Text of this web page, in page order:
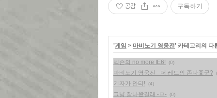
공감 구독하기
'게임 > 마비노기 영웅전' 카테고리의 다
넥슨의 no more IE6! (0)
마비노기 영웅전 - 더 레드의 존나좋군?
기자가 안티! (4)
그냥 잘나왔길래 -ㅁ- (0)